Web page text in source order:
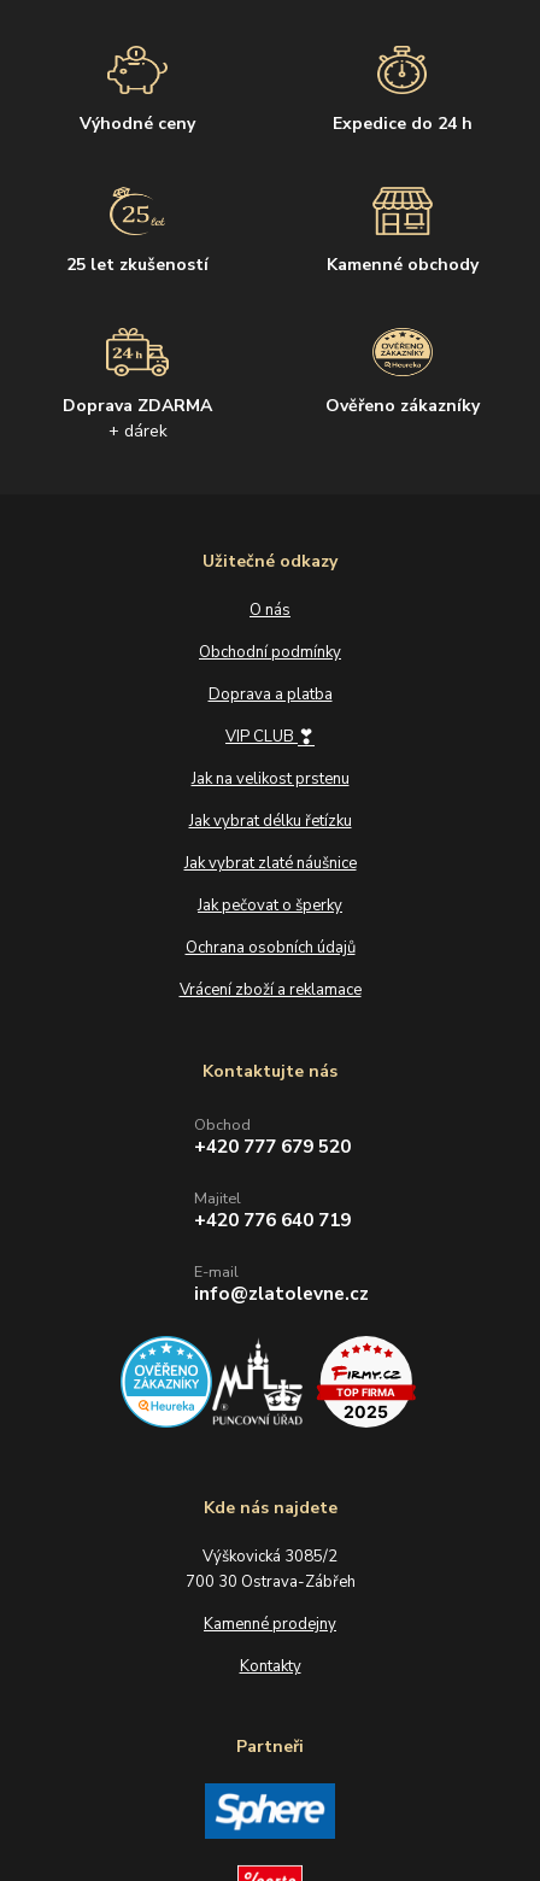
Výhodné ceny Expedice do 24 h
25 let zkušeností Kamenné obchody
Doprava ZDARMA
+ dárek
Ověřeno zákazníky
Užitečné odkazy
O nás
Obchodní podmínky
Doprava a platba
VIP CLUB ❣
Jak na velikost prstenu
Jak vybrat délku řetízku
Jak vybrat zlaté náušnice
Jak pečovat o šperky
Ochrana osobních údajů
Vrácení zboží a reklamace
Kde nás najdete
Výškovická 3085/2
700 30 Ostrava-Zábřeh
Kamenné prodejny
Kontakty
Partneři
Kontaktujte nás
Obchod
+420 777 679 520
Majitel
+420 776 640 719
E-mail
info@zlatolevne.cz